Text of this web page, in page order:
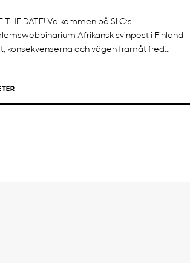
THE DATE! Välkommen på SLC:s
Afrikansk svinpest i Finland –
konsekvenserna och vägen framåt fred...